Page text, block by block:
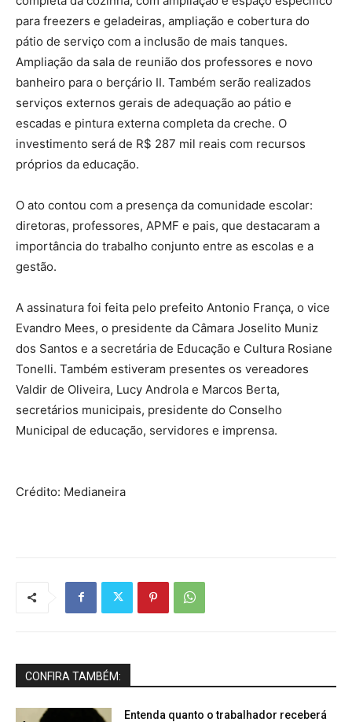
para freezers e geladeiras, ampliação e cobertura do
pátio de serviço com a inclusão de mais tanques.
Ampliação da sala de reunião dos professores e novo
banheiro para o berçário II. Também serão realizados
serviços externos gerais de adequação ao pátio e
escadas e pintura externa completa da creche. O
investimento será de R$ 287 mil reais com recursos
próprios da educação.
O ato contou com a presença da comunidade escolar:
diretoras, professores, APMF e pais, que destacaram a
importância do trabalho conjunto entre as escolas e a
gestão.
A assinatura foi feita pelo prefeito Antonio França, o vice
Evandro Mees, o presidente da Câmara Joselito Muniz
dos Santos e a secretária de Educação e Cultura Rosiane
Tonelli. Também estiveram presentes os vereadores
Valdir de Oliveira, Lucy Androla e Marcos Berta,
secretários municipais, presidente do Conselho
Municipal de educação, servidores e imprensa.
Crédito: Medianeira
CONFIRA TAMBÉM:
Entenda quanto o trabalhador receberá